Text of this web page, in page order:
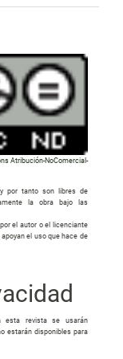
Atribución-NoComercial-
por tanto son libres de
la obra bajo las
el autor o el licenciante
el uso que hace de
esta revista se usarán
estarán disponibles para